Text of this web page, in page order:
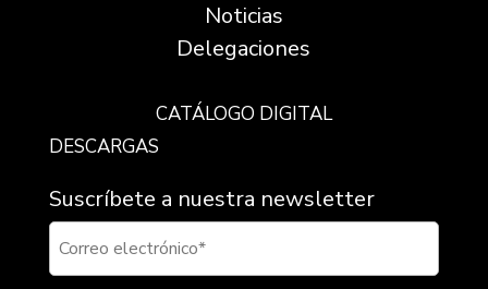
Noticias
Delegaciones
CATÁLOGO DIGITAL
DESCARGAS
Suscríbete a nuestra newsletter